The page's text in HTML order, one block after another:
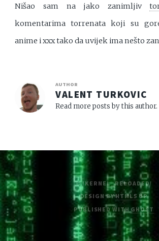
Nišao sam na jako zanimljiv
komentarima torrenata koji su
anime i xxx tako da uvijek ima nešto
AUTHOR
VALENT TURKOVIC
Read more posts by this author.
© /KERNEL_RELOADED/
DESIGN BYHTML5 UP
PUBLISHED WITH GHOST